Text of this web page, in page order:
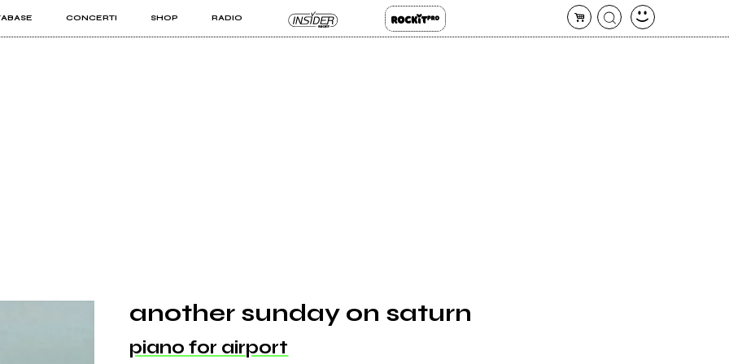
CONCERTI SHOP RADIO
PRO
another sunday on saturn
piano for airport